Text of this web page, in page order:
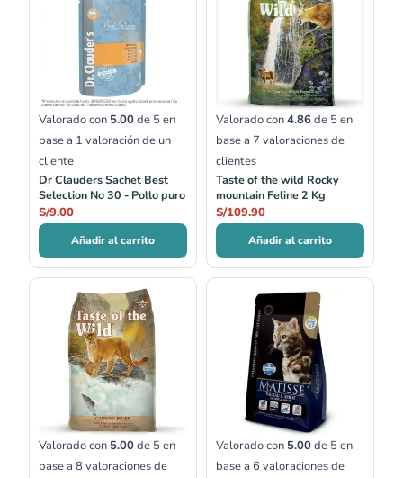
Valorado con 5.00de 5 en
base a 1 valoración de un
cliente
Dr Clauders Sachet Best
Selection No 30 - Pollo puro
S/9.00
Añadir al carrito
Valorado con4.86de 5 en
base a 7 valoraciones de
clientes
Taste of the wild Rocky
mountain Feline 2 Kg
S/109.90
Añadir al carrito
Valorado con 5.00de 5 en
base a 8valoraciones de
Valorado con 5.00de 5 en
base a 6 valoraciones de
de
precios:
desde
S/63.00
hasta
S/169.00